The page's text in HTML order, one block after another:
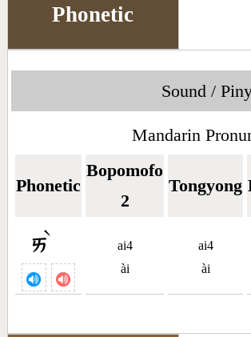
Phonetic
Sound /
Mandarin
Phonetic
Bopomofo
2
Tongyong
ㄞ
ˋ
ai4
ài
ai4
ài